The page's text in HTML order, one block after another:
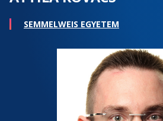
SEMMELWEIS EGYETEM